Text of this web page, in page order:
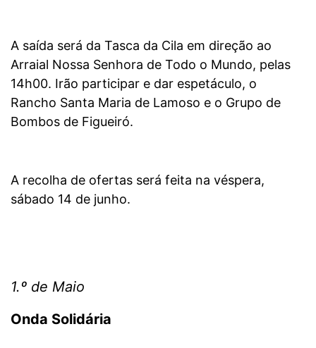
A saída será da Tasca da Cila em direção ao
Arraial Nossa Senhora de Todo o Mundo, pelas
14h00. Irão participar e dar espetáculo, o
Rancho Santa Maria de Lamoso e o Grupo de
Bombos de Figueiró.
A recolha de ofertas será feita na véspera,
sábado 14 de junho.
1.º de Maio
Onda Solidária